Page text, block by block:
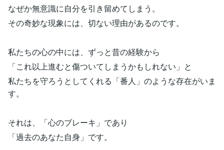
なぜか無意識に自分を引き留めてしまう。
その奇妙な現象には、切ない理由があるのです。
私たちの心の中には、ずっと昔の経験から
「これ以上進むと傷ついてしまうかもしれない」と
私たちを守ろうとしてくれる「番人」のような存在がいま
す。
それは、「心のブレーキ」であり
「過去のあなた自身」です。